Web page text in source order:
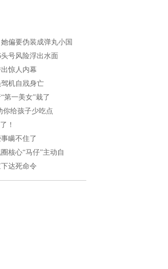
偏要伪装成弹丸小国
号风险浮出水面
惊人内幕
机自戕身亡
第一美女”栽了
你给孩子少吃点
！
瞒不住了
核心“马仔”主动自
达死命令